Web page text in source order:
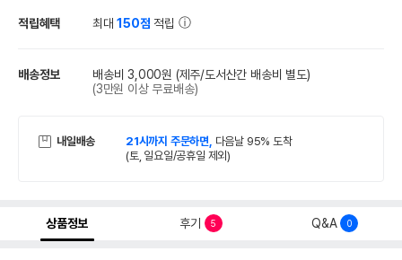
적립혜택 최대150점 적립
배송정보 배송비 3,000원 (제주/도서산간 배송비 별도)
(3만원 이상 무료배송)
내일배송 21시까지 주문하면, 다음날 95% 도착
(토, 일요일/공휴일 제외)
상품정보 후기 5 Q&A 0